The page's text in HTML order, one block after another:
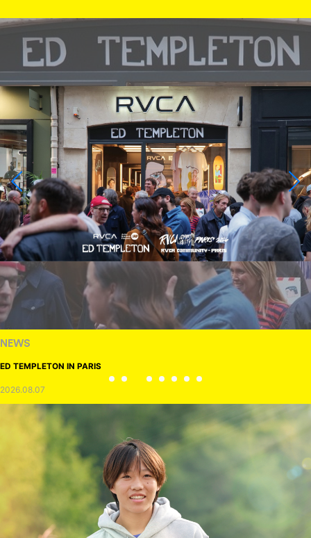
NEWS
ED TEMPLETON IN PARIS
2026.08.07